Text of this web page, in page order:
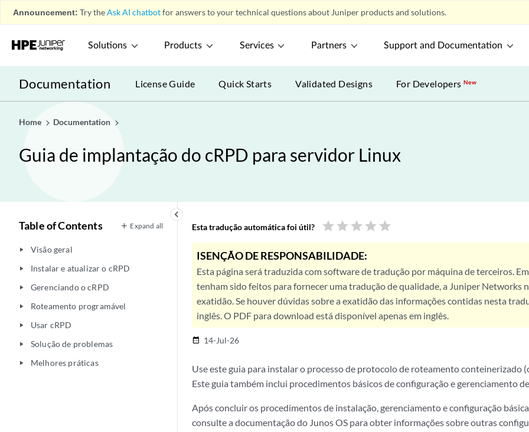
Announcement: Try theAsk AI chatbotfor answers to your technical questions about Juniper products and solutions.
Solutions Products Services Partners Support and Documentation
Documentation License Guide Quick Starts Validated Designs For DevelopersNew
Home Documentation
Guia de implantação do cRPD para servidor Linux
keyboard_arrow_left
Table of Contents Expand all
play_arrow Visão geral
play_arrow Instalar e atualizar o cRPD
play_arrow Gerenciando o cRPD
play_arrow Roteamento programável
play_arrow Usar cRPD
play_arrow Solução de problemas
play_arrow Melhores práticas
Esta tradução automática foi útil? star star star star star
ISENÇÃO DE RESPONSABILIDADE:
Esta página será traduzida com software de tradução por máquina de terceiros.
tenham sido feitos para fornecer uma tradução de qualidade, a Juniper Networks
exatidão. Se houver dúvidas sobre a exatidão das informações contidas nesta
inglês. O PDF para download está disponível apenas em inglês.
date_range 14-Jul-26
Use este guia para instalar o processo de protocolo de roteamento conteinerizado
Este guia também inclui procedimentos básicos de configuração e gerenciamento
Após concluir os procedimentos de instalação, gerenciamento e configuração
consulte a documentação do Junos OS para obter informações sobre outras